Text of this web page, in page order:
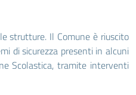
strutture. Il Comune è riuscito
di sicurezza presenti in alcuni
Scolastica, tramite interventi